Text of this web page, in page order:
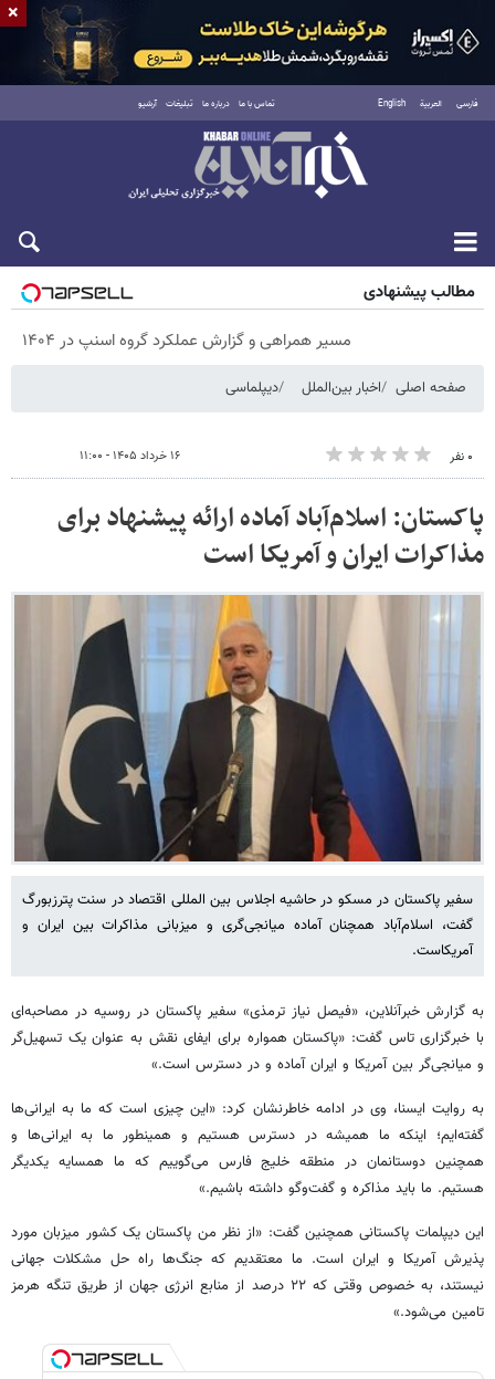
فارسی العربية English تماس با ما درباره ما تبلیغات آرشیو
پنجشنبه ۱۵ مرداد ۱۴۰۵
مطالب پیشنهادی
مسیر همراهی و گزارش عملکرد گروه اسنپ در ۱۴۰۴
صفحه اصلی اخبار بین‌الملل دیپلماسی
۰ نفر ۱۶ خرداد ۱۴۰۵ - ۱۱:۰۰
پاکستان: اسلام‌آباد آماده ارائه پیشنهاد برای
مذاکرات ایران و آمریکا است
سفیر پاکستان در مسکو در حاشیه اجلاس بین المللی اقتصاد در سنت پترزبورگ
گفت، اسلام‌آباد همچنان آماده میانجی‌گری و میزبانی مذاکرات بین ایران و
آمریکاست.
به گزارش خبرآنلاین، «فیصل نیاز ترمذی» سفیر پاکستان در روسیه در مصاحبه‌ای
با خبرگزاری تاس گفت: «پاکستان همواره برای ایفای نقش به عنوان یک تسهیل‌گر
و میانجی‌گر بین آمریکا و ایران آماده و در دسترس است.»
به روایت ایسنا، وی در ادامه خاطرنشان کرد: «این چیزی است که ما به ایرانی‌ها
گفته‌ایم؛ اینکه ما همیشه در دسترس هستیم و همینطور ما به ایرانی‌ها و
همچنین دوستانمان در منطقه خلیج فارس می‌گوییم که ما همسایه یکدیگر
هستیم. ما باید مذاکره و گفت‌وگو داشته باشیم.»
این دیپلمات پاکستانی همچنین گفت: «از نظر من پاکستان یک کشور میزبان مورد
پذیرش آمریکا و ایران است. ما معتقدیم که جنگ‌ها راه حل مشکلات جهانی
نیستند، به خصوص وقتی که ۲۲ درصد از منابع انرژی جهان از طریق تنگه هرمز
تامین می‌شود.»
×